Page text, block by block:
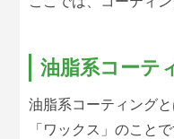
油脂系コーテ
油脂系コーティング
「ワックス」のことで